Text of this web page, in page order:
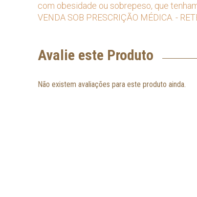
com obesidade ou sobrepeso, que
VENDA SOB PRESCRIÇÃO MÉDICA. -
Avalie este Produto
Não existem avaliações para este produto ainda.